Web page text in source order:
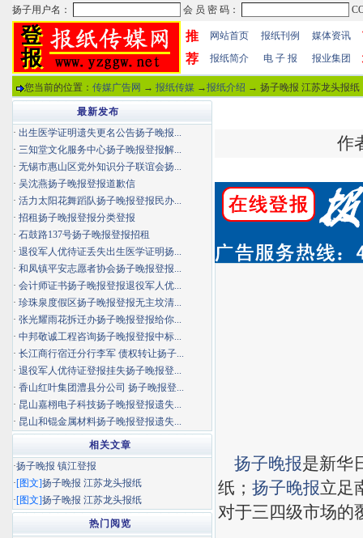
推
荐
网站首页 报纸刊例 媒体资讯
报纸简介 电 子 报 报业集团
您当前的位置： 传媒广告网 → 报纸传媒 →报纸介绍 → 扬子晚报 江苏龙头报纸
作
扬子晚报是新华
纸； 扬子晚报立足
对于三四级市场的
最新发布
· 出生医学证明遗失更名公告扬子晚报...
· 三知堂文化服务中心扬子晚报登报解...
· 无锡市惠山区党外知识分子联谊会扬...
· 吴沈燕扬子晚报登报道歉信
· 活力太阳花舞蹈队扬子晚报登报民办...
· 招租扬子晚报登报分类登报
· 石鼓路137号扬子晚报登报招租
· 退役军人优待证丢失出生医学证明扬...
· 和凤镇平安志愿者协会扬子晚报登报...
· 会计师证书扬子晚报登报退役军人优...
· 珍珠泉度假区扬子晚报登报无主坟清...
· 张光耀雨花拆迁办扬子晚报登报给你...
· 中邦敬诚工程咨询扬子晚报登报中标...
· 长江商行宿迁分行李军 债权转让扬子...
· 退役军人优待证登报挂失扬子晚报登...
· 香山红叶集团澧县分公司 扬子晚报登...
· 昆山嘉栩电子科技扬子晚报登报遗失...
· 昆山和锟金属材料扬子晚报登报遗失...
相关文章
·扬子晚报 镇江登报
·[图文]扬子晚报 江苏龙头报纸
·[图文]扬子晚报 江苏龙头报纸
热门阅览